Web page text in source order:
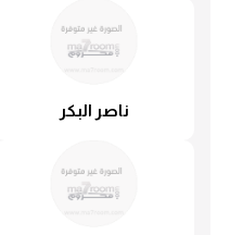
ناصر البكر